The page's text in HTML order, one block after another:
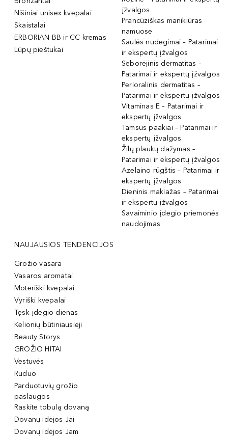
Nišiniai unisex kvepalai
Skaistalai
ERBORIAN BB ir CC kremas
Lūpų pieštukai
įžvalgos
Prancūziškas manikiūras
namuose
Saulės nudegimai – Patarimai
ir ekspertų įžvalgos
Seborėjinis dermatitas –
Patarimai ir ekspertų įžvalgos
Perioralinis dermatitas –
Patarimai ir ekspertų įžvalgos
Vitaminas E – Patarimai ir
ekspertų įžvalgos
Tamsūs paakiai – Patarimai ir
ekspertų įžvalgos
Žilų plaukų dažymas –
Patarimai ir ekspertų įžvalgos
Azelaino rūgštis – Patarimai ir
ekspertų įžvalgos
Dieninis makiažas – Patarimai
ir ekspertų įžvalgos
Savaiminio įdegio priemonės
naudojimas
NAUJAUSIOS TENDENCIJOS
Grožio vasara
Vasaros aromatai
Moteriški kvepalai
Vyriški kvepalai
Tęsk įdegio dienas
Kelionių būtiniausieji
Beauty Storys
GROŽIO HITAI
Vestuvės
Ruduo
Parduotuvių grožio
paslaugos
Raskite tobulą dovaną
Dovanų idėjos Jai
Dovanų idėjos Jam